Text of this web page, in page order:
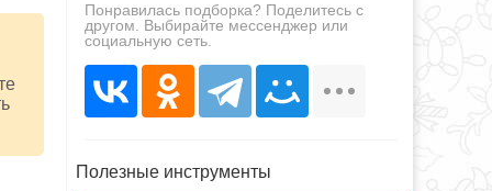
Понравилась подборка? Поделитесь с
другом. Выбирайте мессенджер или
социальную сеть.
Полезные инструменты